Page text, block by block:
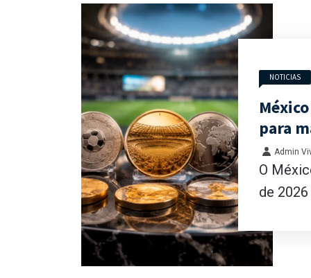
NOTICIAS
para
Admin
O
de